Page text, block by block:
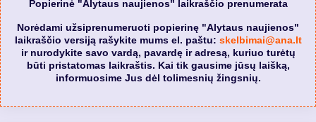
Popierinė "Alytaus naujienos" laikraščio prenumerata
Norėdami užsiprenumeruoti popierinę "Alytaus naujienos"
laikraščio versiją rašykite mums el. paštu: skelbimai@ana.lt
ir nurodykite savo vardą, pavardę ir adresą, kuriuo turėtų
būti pristatomas laikraštis. Kai tik gausime jūsų laišką,
informuosime Jus dėl tolimesnių žingsnių.